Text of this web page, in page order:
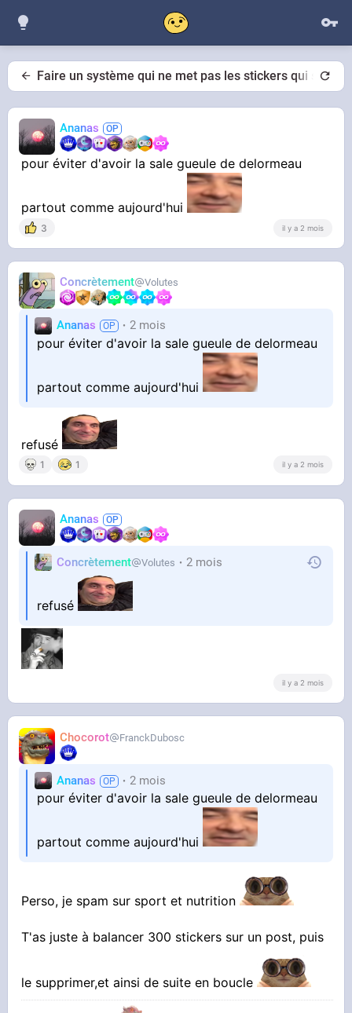
Faire un système qui ne met pas les stickers qui sont
Ananas
pour éviter d'avoir la sale gueule de delormeau
partout comme aujourd'hui
3 il y a 2 mois
Concrètement Volutes
Ananas 2 mois
pour éviter d'avoir la sale gueule de delormeau
partout comme aujourd'hui
refusé
1 1 il y a 2 mois
Ananas
Concrètement Volutes 2 mois
refusé
il y a 2 mois
Chocorot FranckDubosc
Ananas 2 mois
pour éviter d'avoir la sale gueule de delormeau
partout comme aujourd'hui
Perso, je spam sur sport et nutrition
T'as juste à balancer 300 stickers sur un post, puis
le supprimer,et ainsi de suite en boucle